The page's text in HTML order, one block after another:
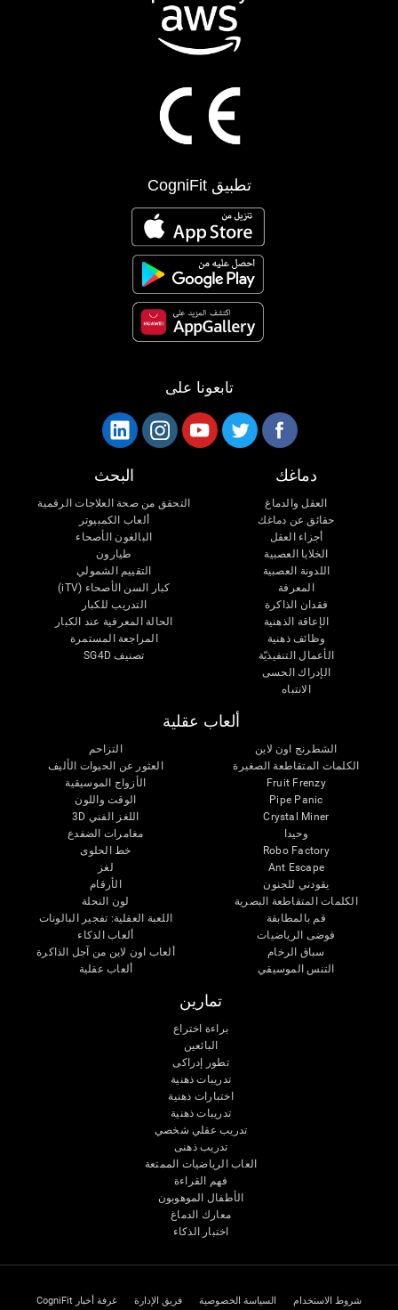
تطبيق CogniFit
تابعونا على
دماغك
العقل والدماغ
حقائق عن دماغك
أجزاء العقل
الخلايا العصبية
اللدونة العصبية
المعرفة
فقدان الذاكرة
الإعاقة الذهنية
وظائف ذهنية
الأعمال التنفيذيّة
الإدراك الحسى
الانتباه
البحث
التحقق من صحة العلاجات الرقمية
ألعاب الكمبيوتر
البالغون الأصحاء
طيارون
التقييم الشمولي
كبار السن الأصحاء (iTV)
التدريب للكبار
الحالة المعرفية عند الكبار
المراجعة المستمرة
تصنيف SG4D
ألعاب عقلية
الشطرنج اون لاين
الكلمات المتقاطعة الصغيرة
Fruit Frenzy
Pipe Panic
Crystal Miner
وحيدا
Robo Factory
Ant Escape
يقودني للجنون
الكلمات المتقاطعة البصرية
قم بالمطابقة
فوضى الرياضيات
سباق الرخام
التنس الموسيقي
التزاحم
العثور عن الحيوات الأليف
الأزواج الموسيقية
الوقت واللون
اللغز الفني 3D
مغامرات الضفدع
خط الحلوى
لغز
الأرقام
لون النحلة
اللعبة العقلية: تفجير البالونات
ألعاب الذكاء
ألعاب اون لاين من آجل الذاكرة
ألعاب عقلية
تمارين
براءة اختراع
البائعين
تطور إدراكى
تدريبات ذهنية
اختبارات ذهنية
تدريبات ذهنية
تدريب عقلي شخصي
تدريب ذهنى
العاب الرياضيات الممتعة
فهم القراءة
الأطفال الموهوبون
معارك الدماغ
اختبار الذكاء
شروط الاستخدام السياسة الخصوصية فريق الإدارة غرفة أخبار CogniFit